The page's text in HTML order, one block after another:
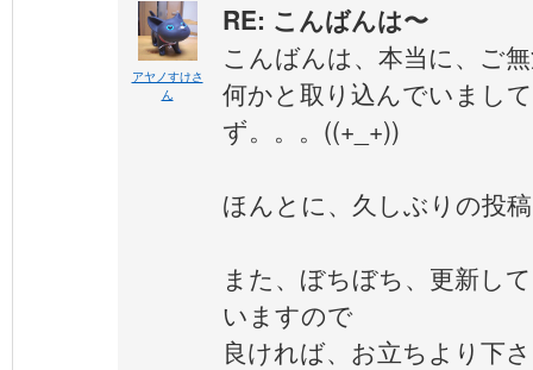
アヤノすけさ
ん
RE: こんばんは〜
こんばんは、本当に、ご
何かと取り込んでいまし
ず。。。((+_+))
ほんとに、久しぶりの投
また、ぼちぼち、更新し
いますので
良ければ、お立ちより下